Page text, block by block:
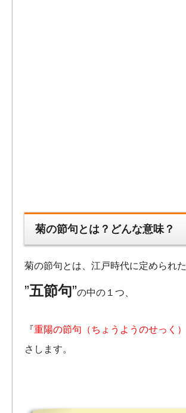
菊の節句とは？どんな意味？
菊の節句とは、江戸時代に定められた
”五節句”の中の１つ、
『重陽の節句（ちょうようのせっく）
さします。